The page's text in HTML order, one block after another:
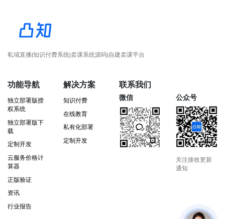
私域直播|知识付费系统|卖课系统源码|自建卖课平台
功能导航
独立部署版授
权系统
独立部署版下
载
定制开发
云服务价格计
算器
正版验证
资讯
行业报告
解决方案
知识付费
在线教育
私有化部署
定制开发
联系我们
微信 公众号
关注接收更新
通知